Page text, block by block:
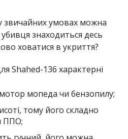
звичайних умовах можна
знаходиться десь
ховатися в укриття?
Shahed-136 характерні
мопеда чи бензопилу;
тому його складно
ППО;